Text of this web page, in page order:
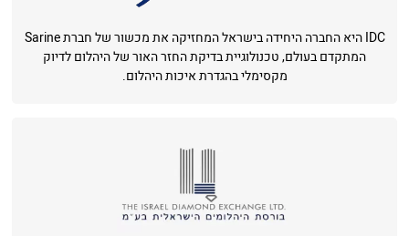
IDC היא החברה היחידה בישראל המחזיקה את מכשור של חברת Sarine
המתקדם בעולם, טכנולוגיית בדיקת החזר האור של היהלום לדיוק
מקסימלי בהגדרת איכות היהלום.